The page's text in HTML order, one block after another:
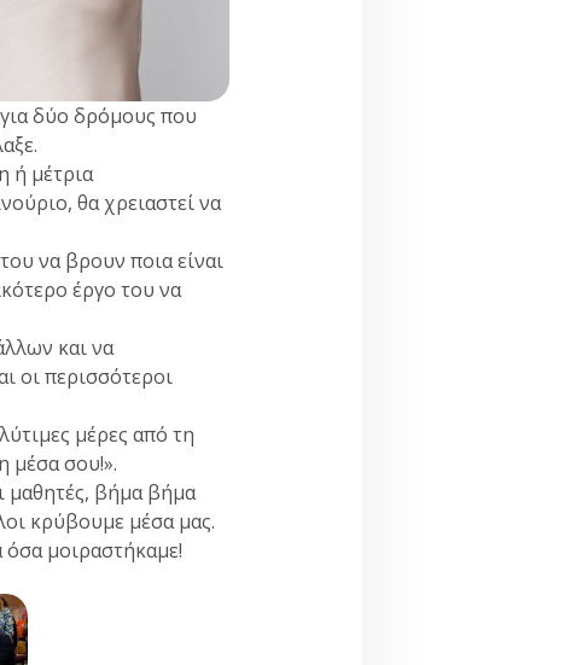
δύο δρόμους που
ή μέτρια
θα χρειαστεί να
να βρουν ποια είναι
έργο του να
και να
οι περισσότεροι
μέρες από τη
μέσα σου!».
μαθητές, βήμα βήμα
κρύβουμε μέσα μας.
μοιραστήκαμε!